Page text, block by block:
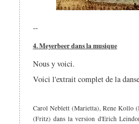
--
4. Meyerbeer dans la musique
Nous y voici.
Voici l'extrait complet de la
Carol Neblett (Marietta), Rene Kollo
(Fritz) dans la version d'Erich